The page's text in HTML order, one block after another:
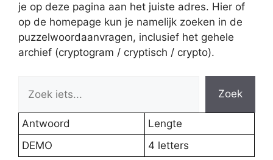
je op deze pagina aan het juiste adres. Hier of
op de homepage kun je namelijk zoeken in de
puzzelwoordaanvragen, inclusief het gehele
archief (cryptogram / cryptisch / crypto).
Zoek
Antwoord
Lengte
DEMO
4 letters